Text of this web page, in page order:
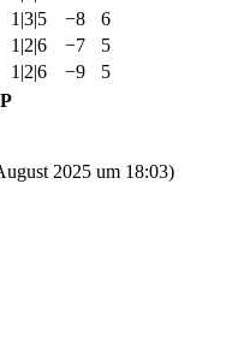
1|3|5 −8
6
1|2|6 −7
5
1|2|6 −9
5
P
2025 um 18:03)